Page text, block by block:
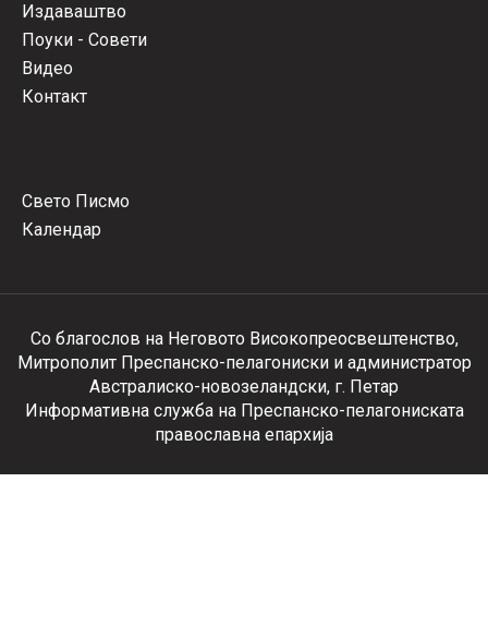
Издаваштво
Поуки - Совети
Видео
Контакт
Свето Писмо
Календар
Со благослов на Неговото Високопреосвештенство,
Митрополит Преспанско-пелагониски и администратор
Австралиско-новозеландски, г. Петар
Информативна служба на Преспанско-пелагониската
православна епархија